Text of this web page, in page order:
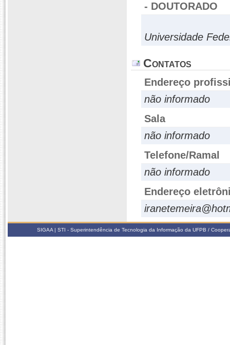
- DOUTORADO
Universidade
Contatos
Endereço
não informado
Sala
não informado
Telefone/Ramal
não informado
Endereço
SIGAA | STI - Superintendência de Tecnologia da Informação da UFPB /